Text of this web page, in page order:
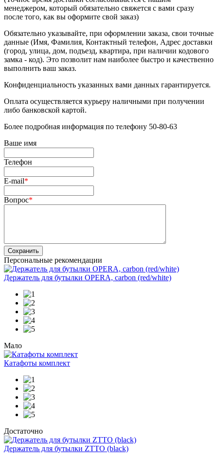
менеджером, который обязательно свяжется с вами сразу
после того, как вы оформите свой заказ)
Обязательно указывайте, при оформлении заказа, свои точные
данные (Имя, Фамилия, Контактный телефон, Адрес доставки
(город, улица, дом, подъезд, квартира, при наличии кодового
замка - код). Это позволит нам наиболее быстро и качественно
выполнить ваш заказ.
Конфиденциальность указанных вами данных гарантируется.
Оплата осуществляется курьеру наличными при получении
либо банковской картой.
Более подробная информация по телефону 50-80-63
Ваше имя
Телефон
E-mail*
Вопрос*
Сохранить
Персональные рекомендации
Держатель для бутылки OPERA, carbon (red/white)
Мало
Катафоты комплект
Достаточно
Держатель для бутылки ZTTO (black)